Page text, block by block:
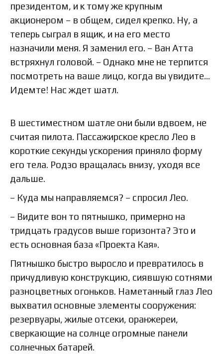
президентом, и к тому же крупным
акционером – в общем, сидел крепко. Ну, а
теперь сыграл в ящик, и на его место
назначили меня. Я заменил его. – Ван Атта
встряхнул головой. – Однако мне не терпится
посмотреть на ваше лицо, когда вы увидите…
Идемте! Нас ждет шатл.
В шестиместном шатле они были вдвоем, не
считая пилота. Пассажирское кресло Лео в
короткие секунды ускорения приняло форму
его тела. Родэо вращалась внизу, уходя все
дальше.
– Куда мы направляемся? – спросил Лео.
– Видите вон то пятнышко, примерно на
тридцать градусов выше горизонта? Это и
есть основная база «Проекта Кая».
Пятнышко быстро выросло и превратилось в
причудливую конструкцию, сиявшую сотнями
разноцветных огоньков. Наметанный глаз Лео
выхватил основные элементы сооружения:
резервуары, жилые отсеки, оранжереи,
сверкающие на солнце огромные панели
солнечных батарей.